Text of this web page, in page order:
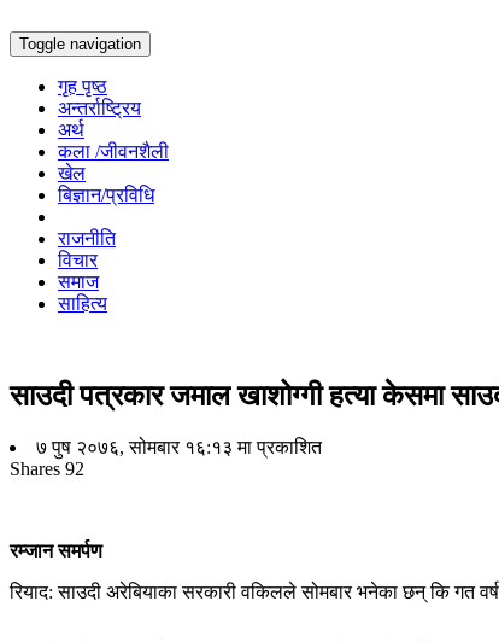
Toggle navigation
गृह पृष्ठ
अन्तर्राष्ट्रिय
अर्थ
कला /जीवनशैली
खेल
बिज्ञान/प्रविधि
राजनीति
विचार
समाज
साहित्य
साउदी पत्रकार जमाल खाशोग्गी हत्या केसमा
७ पुष २०७६, सोमबार १६:१३ मा प्रकाशित
Shares 92
रम्जान समर्पण
रियाद: साउदी अरेबियाका सरकारी वकिलले सोमबार भनेका छन् कि गत